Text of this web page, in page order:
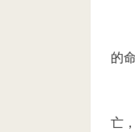
的
亡